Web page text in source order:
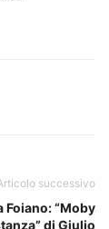
successivo
Foiano: “Moby
di Giulio